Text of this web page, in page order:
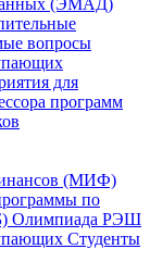
(ЭМАД)
вопросы
для
программ
(МИФ)
по
Олимпиада РЭШ
Студенты